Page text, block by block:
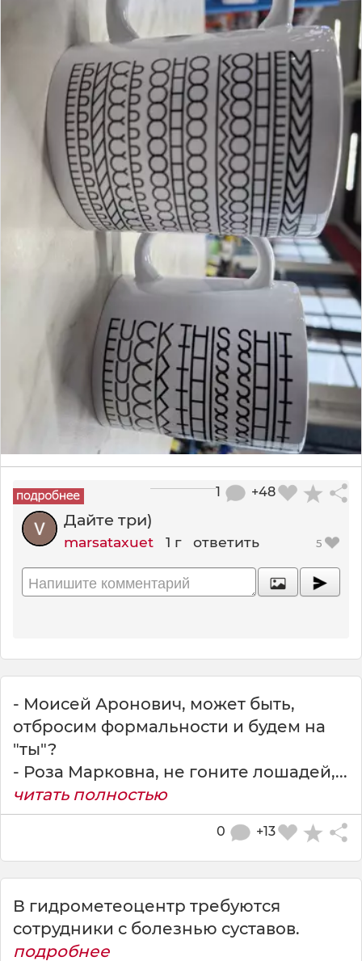
+48
1
Дайте три)
marsataxuet 1 г ответить 5
- Моисей Аронович, может быть,
отбросим формальности и будем на
"ты"?
- Роза Марковна, не гоните лошадей,...
читать полностью
+13
0
В гидрометеоцентр требуются
сотрудники с болезнью суставов.
подробнее